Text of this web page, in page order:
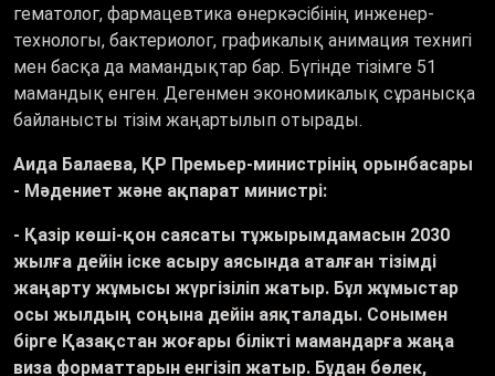
гематолог, фармацевтика өнеркәсібінің инженер-
технологы, бактериолог, графикалық анимация технигі
мен басқа да мамандықтар бар. Бүгінде тізімге 51
мамандық енген. Дегенмен экономикалық сұранысқа
байланысты тізім жаңартылып отырады.
Аида Балаева, ҚР Премьер-министрінің орынбасары
- Мәдениет және ақпарат министрі:
- Қазір көші-қон саясаты тұжырымдамасын 2030
жылға дейін іске асыру аясында аталған тізімді
жаңарту жұмысы жүргізіліп жатыр. Бұл жұмыстар
осы жылдың соңына дейін аяқталады. Сонымен
бірге Қазақстан жоғары білікті мамандарға жаңа
виза форматтарын енгізіп жатыр. Бұдан бөлек,